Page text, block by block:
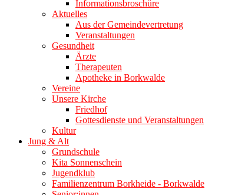
Informationsbroschüre
Aktuelles
Aus der Gemeindevertretung
Veranstaltungen
Gesundheit
Ärzte
Therapeuten
Apotheke in Borkwalde
Vereine
Unsere Kirche
Friedhof
Gottesdienste und Veranstaltungen
Kultur
Jung & Alt
Grundschule
Kita Sonnenschein
Jugendklub
Familienzentrum Borkheide - Borkwalde